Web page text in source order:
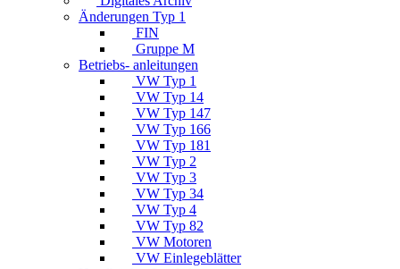
Änderungen Typ 1
FIN
Gruppe M
Betriebs- anleitungen
VW Typ 1
VW Typ 14
VW Typ 147
VW Typ 166
VW Typ 181
VW Typ 2
VW Typ 3
VW Typ 34
VW Typ 4
VW Typ 82
VW Motoren
VW Einlegeblätter